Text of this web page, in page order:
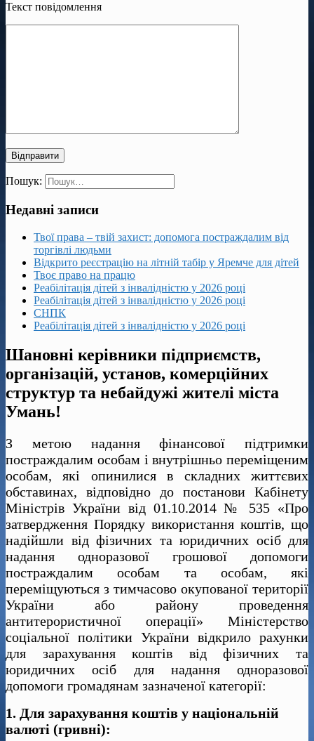
Текст повідомлення
Пошук:
Недавні записи
Твої права – твій захист: допомога постраждалим від
торгівлі людьми
Відкрито реєстрацію на літній табір у Яремче для дітей
Твоє право на працю
Реабілітація дітей з інвалідністю у 2026 році
Реабілітація дітей з інвалідністю у 2026 році
СНПК
Реабілітація дітей з інвалідністю у 2026 році
Шановні керівники підприємств,
організацій, установ, комерційних
структур та небайдужі жителі міста
Умань!
З метою надання фінансової підтримки
постраждалим особам і внутрішньо переміщеним
особам, які опинилися в складних життєвих
обставинах, відповідно до постанови Кабінету
Міністрів України від 01.10.2014 № 535 «Про
затвердження Порядку використання коштів, що
надійшли від фізичних та юридичних осіб для
надання одноразової грошової допомоги
постраждалим особам та особам, які
переміщуються з тимчасово окупованої території
України або району проведення
антитерористичної операції» Міністерство
соціальної політики України відкрило рахунки
для зарахування коштів від фізичних та
юридичних осіб для надання одноразової
допомоги громадянам зазначеної категорії:
1. Для зарахування коштів у національній
валюті (гривні):